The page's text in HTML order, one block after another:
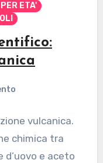
ETA'
vulcanica.
chimica tra
d’uovo e aceto